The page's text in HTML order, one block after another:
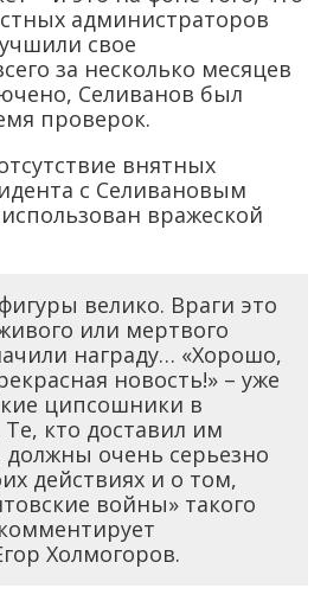
администраторов
свое
за несколько месяцев
Селиванов был
проверок.
внятных
с Селивановым
вражеской
велико. Враги это
или мертвого
награду… «Хорошо,
новость!» – уже
ципсошники в
кто доставил им
должны очень серьезно
действиях и о том,
войны» такого
Холмогоров.